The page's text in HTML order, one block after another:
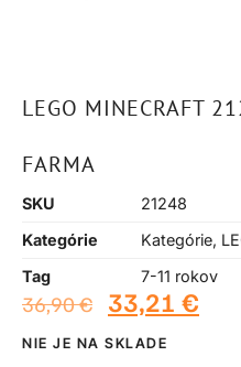
LEGO MINECRAFT
FARMA
SKU
21248
Kategórie
Kategórie,
Tag
7-11 rokov
36,90€ 33,21 €
NIE JE NA SKLADE